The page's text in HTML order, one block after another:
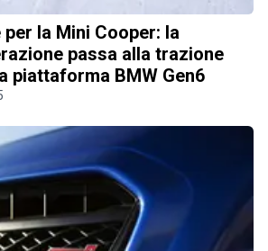
la Mini Cooper: la
passa alla trazione
piattaforma BMW Gen6